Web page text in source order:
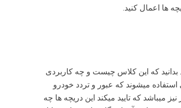
ها اعمال کنید.
بدانید که این کلاس چیست و چه کاربردی
میشوند که عبور و تردد خودرو
برگه تست فشار نیز میباشد که تایید میکند این دریچه ها چه